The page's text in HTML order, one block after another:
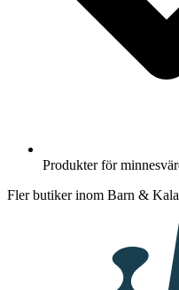
Produkter för
Fler butiker inom Barn &